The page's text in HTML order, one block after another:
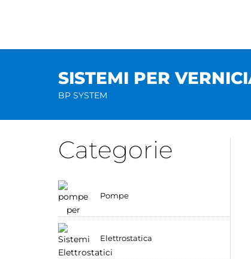
SISTEMI PER
BP SYSTEM
Categorie
Pompe
Elettrostatica